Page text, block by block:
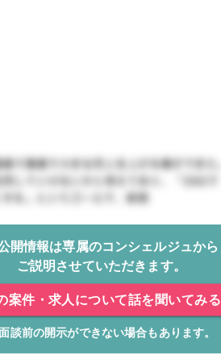
開情報は専属のコンシェルジュから
ご説明させていただきます。
案件・求人について話を聞いてみる
談前の開示ができない場合もあります。